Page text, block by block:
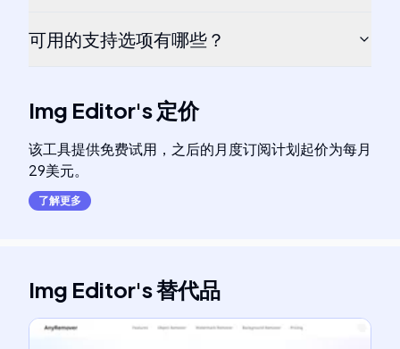
可用的支持选项有哪些？
Img Editor's 定价
该工具提供免费试用，之后的月度订阅计划起价为每月
29美元。
了解更多
Img Editor's替代品